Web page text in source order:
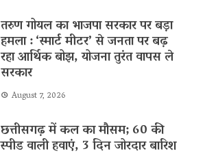
तरुण गोयल का भाजपा सरकार पर बड़ा
हमला : ‘स्मार्ट मीटर’ से जनता पर बढ़
रहा आर्थिक बोझ, योजना तुरंत वापस ले
सरकार
August 7, 2026
छत्तीसगढ़ में कल का मौसम; 60 की
स्पीड वाली हवाएं, 3 दिन जोरदार बारिश